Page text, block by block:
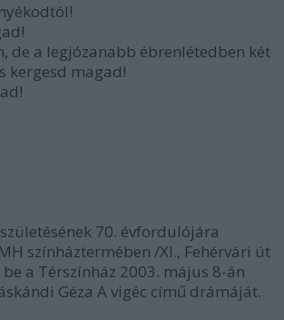
de a legjózanabb ébrenlétedben két
kergesd magad!
70. évfordulójára
színháztermében /XI., Fehérvári út
a Térszínház 2003. május 8-án
Géza A vigéc című drámáját.